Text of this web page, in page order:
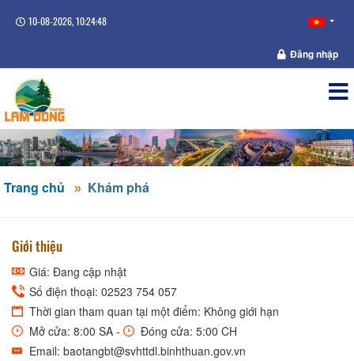
10-08-2026, 10:24:48
Đăng nhập
Trang chủ Khám phá
Giới thiệu
Giá: Đang cập nhật
Số điện thoại: 02523 754 057
Thời gian tham quan tại một điểm: Không giới hạn
Mở cửa: 8:00 SA -
Đóng cửa: 5:00 CH
Email: baotangbt@svhttdl.binhthuan.gov.vn